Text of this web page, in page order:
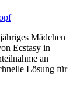
Mädchen
Ecstasy in
an
Lösung für